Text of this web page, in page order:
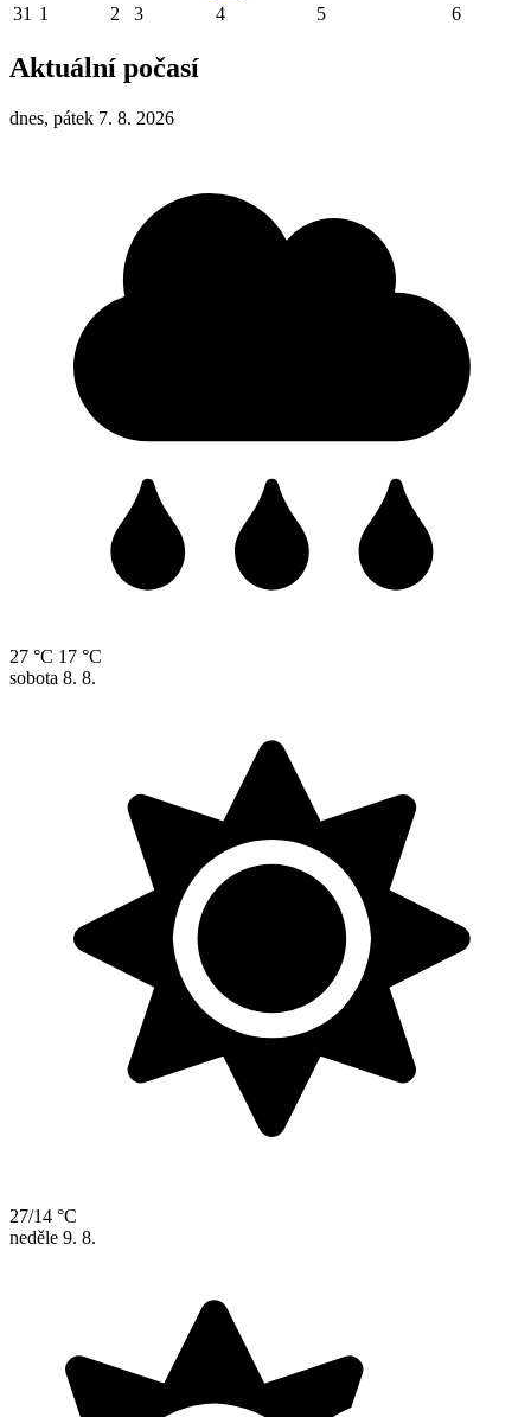
31 1 2 3 4 5 6
Aktuální počasí
dnes, pátek 7. 8. 2026
27 °C 17 °C
sobota 8. 8.
27/14 °C
neděle 9. 8.